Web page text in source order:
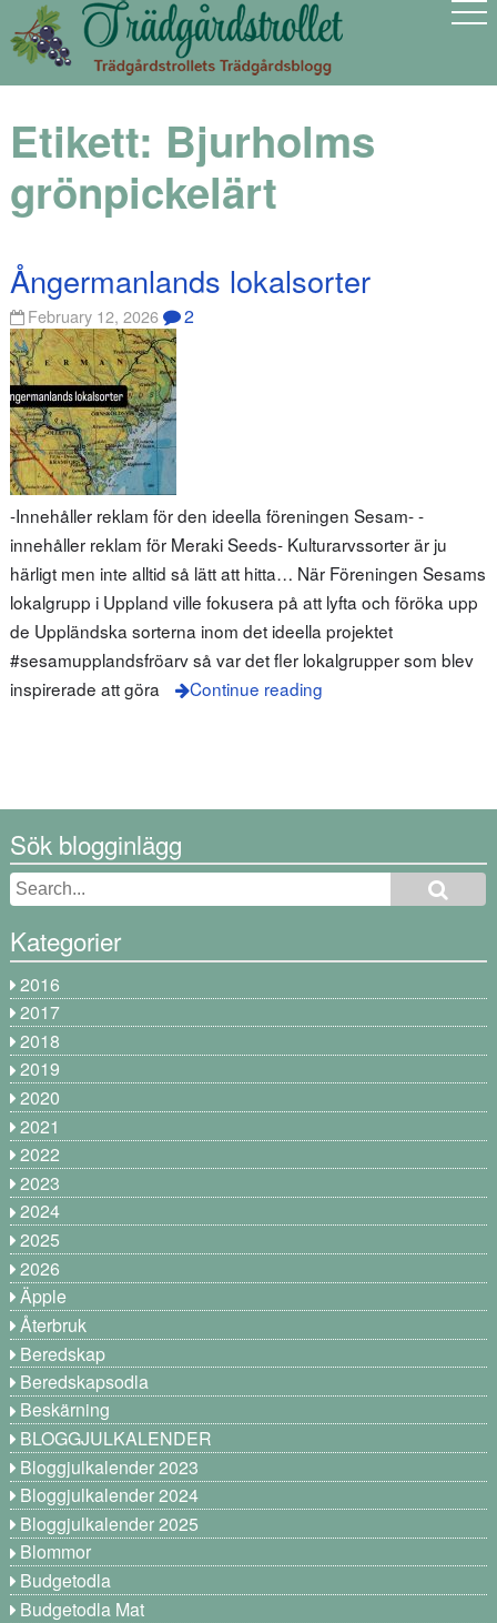
Etikett: Bjurholms
grönpickelärt
Ångermanlands lokalsorter
February 12, 2026 2
-Innehåller reklam för den ideella föreningen Sesam- -
innehåller reklam för Meraki Seeds- Kulturarvssorter är ju
härligt men inte alltid så lätt att hitta… När Föreningen Sesams
lokalgrupp i Uppland ville fokusera på att lyfta och föröka upp
de Uppländska sorterna inom det ideella projektet
#sesamupplandsfröarv så var det fler lokalgrupper som blev
inspirerade att göra
Continue reading
Sök blogginlägg
Kategorier
2016
2017
2018
2019
2020
2021
2022
2023
2024
2025
2026
Äpple
Återbruk
Beredskap
Beredskapsodla
Beskärning
BLOGGJULKALENDER
Bloggjulkalender 2023
Bloggjulkalender 2024
Bloggjulkalender 2025
Blommor
Budgetodla
Budgetodla Mat